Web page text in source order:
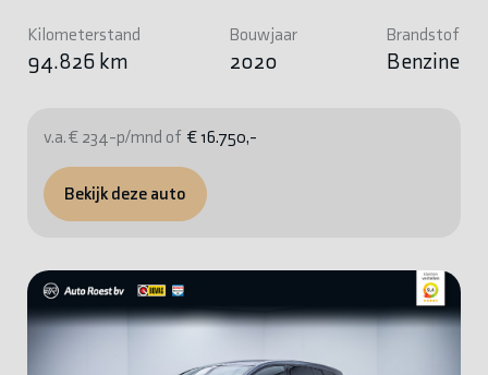
Kilometerstand
94.826 km
Bouwjaar
2020
Brandstof
Benzine
v.a. € 234-p/mnd of € 16.750,-
Bekijk deze auto